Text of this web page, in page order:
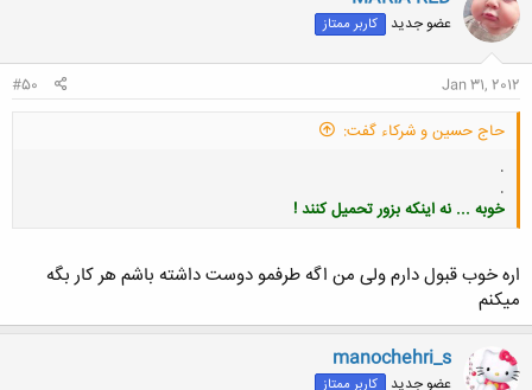
عضو جدید کاربر ممتاز
Jan 31, 2012
#50
حاج حسین و شرکاء گفت:
.
.
خوبه ... نه اینکه بزور تحمیل کنند !
کلیک کنید تا باز شود...
اره خوب قبول دارم ولی من اگه طرفمو دوست داشته باشم هر کار بگه
میکنم
manochehri_s
عضو جدید کاربر ممتاز